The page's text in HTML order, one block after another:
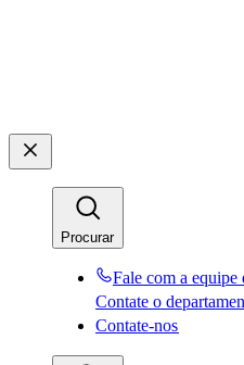
Procurar​​
Fale com a
Contate o
Contate-nos​​